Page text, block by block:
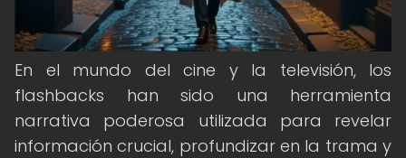
En el mundo del cine y la televisión, los
flashbacks han sido una herramienta
narrativa poderosa utilizada para revelar
información crucial, profundizar en la trama y